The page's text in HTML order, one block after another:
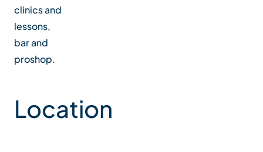
clinics and
lessons,
bar and
proshop.
Location